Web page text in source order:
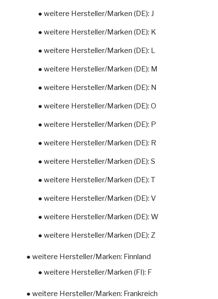
● weitere Hersteller/Marken (DE): J
● weitere Hersteller/Marken (DE): K
● weitere Hersteller/Marken (DE): L
● weitere Hersteller/Marken (DE): M
● weitere Hersteller/Marken (DE): N
● weitere Hersteller/Marken (DE): O
● weitere Hersteller/Marken (DE): P
● weitere Hersteller/Marken (DE): R
● weitere Hersteller/Marken (DE): S
● weitere Hersteller/Marken (DE): T
● weitere Hersteller/Marken (DE): V
● weitere Hersteller/Marken (DE): W
● weitere Hersteller/Marken (DE): Z
● weitere Hersteller/Marken: Finnland
● weitere Hersteller/Marken (FI): F
● weitere Hersteller/Marken: Frankreich